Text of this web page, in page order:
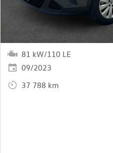
81 kW/110 LE
09/2023
37 788 km